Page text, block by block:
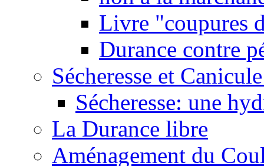
Livre "coupures
Durance contre
Sécheresse et
Sécheresse: une
La Durance libre
Aménagement du